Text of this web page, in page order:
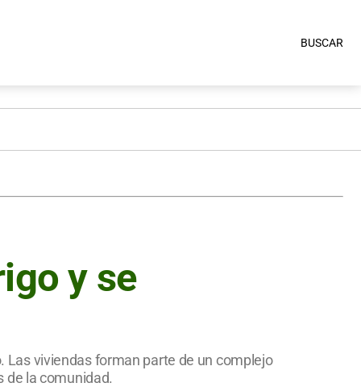
BUSCAR
y se
Las viviendas forman parte de un complejo
de la comunidad.